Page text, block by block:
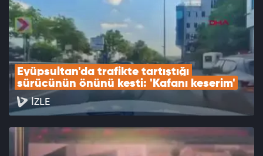
Eyüpsultan'da trafikte tartıştığı
sürücünün önünü kesti: 'Kafanı keserim'
İZLE